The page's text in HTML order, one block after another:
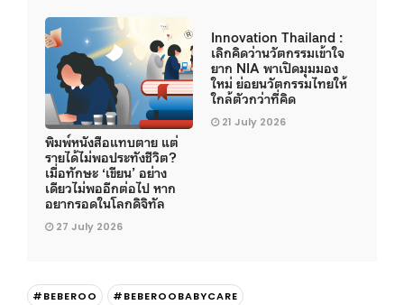
พิมพ์หนังสือแทบตาย แต่
รายได้ไม่พอประทังชีวิต?
เมื่อทักษะ ‘เขียน’ อย่าง
เดียวไม่พออีกต่อไป หาก
อยากรอดในโลกดิจิทัล
27 July 2026
Innovation Thailand :
เลิกคิดว่านวัตกรรมเข้าใจ
ยาก NIA พาเปิดมุมมอง
ใหม่ ย่อยนวัตกรรมไทยให้
ใกล้ตัวกว่าที่คิด
21 July 2026
#BEBEROO
#BEBEROOBABYCARE